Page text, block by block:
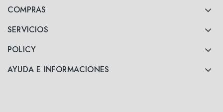
COMPRAS
SERVICIOS
POLICY
AYUDA E INFORMACIONES